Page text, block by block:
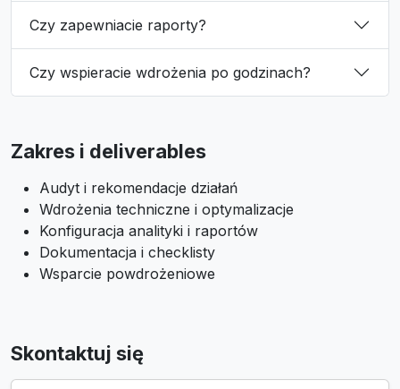
Czy zapewniacie raporty?
Czy wspieracie wdrożenia po godzinach?
Zakres i deliverables
Audyt i rekomendacje działań
Wdrożenia techniczne i optymalizacje
Konfiguracja analityki i raportów
Dokumentacja i checklisty
Wsparcie powdrożeniowe
Skontaktuj się